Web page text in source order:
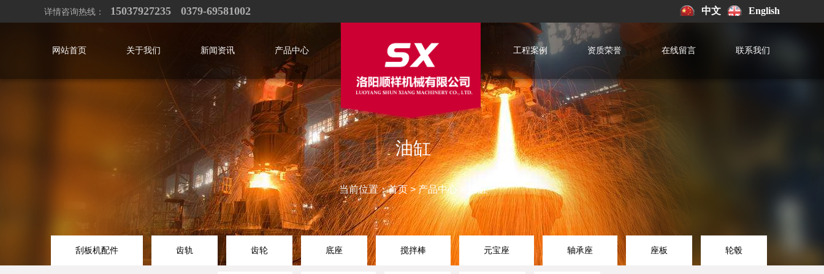
详情咨询热线： 15037927235 0379-69581002 中文 English
网站首页 关于我们 新闻资讯 产品中心 工程案例 资质荣誉 在线留言 联系我们
油缸
当前位置：首页>产品中心 > 油缸
刮板机配件 齿轨 齿轮 底座 搅拌棒 元宝座 轴承座 座板 轮毂